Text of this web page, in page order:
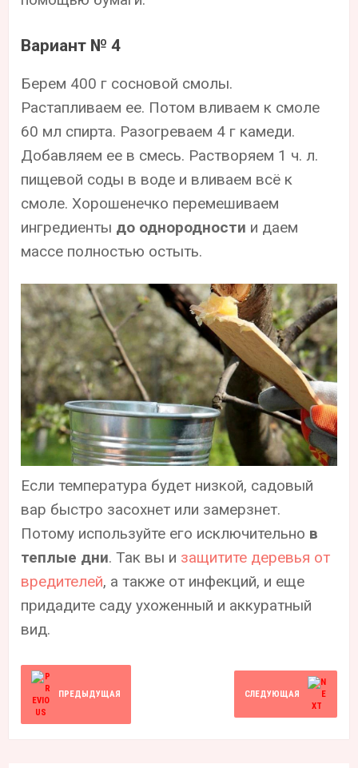
Вариант № 4
Берем 400 г сосновой смолы.
Растапливаем ее. Потом вливаем к смоле
60 мл спирта. Разогреваем 4 г камеди.
Добавляем ее в смесь. Растворяем 1 ч. л.
пищевой соды в воде и вливаем всё к
смоле. Хорошенечко перемешиваем
ингредиенты до однородности и даем
массе полностью остыть.
Если температура будет низкой, садовый
вар быстро засохнет или замерзнет.
Потому используйте его исключительно в
теплые дни. Так вы и защитите деревья от
вредителей, а также от инфекций, и еще
придадите саду ухоженный и аккуратный
вид.
ПРЕДЫДУЩАЯ СЛЕДУЮЩАЯ